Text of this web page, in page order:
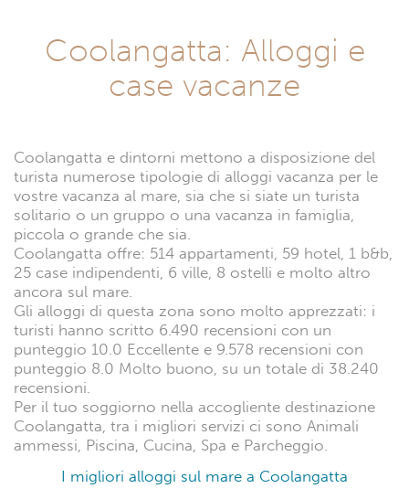
Coolangatta: Alloggi e
case vacanze
Coolangatta e dintorni mettono a disposizione del
turista numerose tipologie di alloggi vacanza per le
vostre vacanza al mare, sia che si siate un turista
solitario o un gruppo o una vacanza in famiglia,
piccola o grande che sia.
Coolangatta offre: 514 appartamenti, 59 hotel, 1 b&b,
25 case indipendenti, 6 ville, 8 ostelli e molto altro
ancora sul mare.
Gli alloggi di questa zona sono molto apprezzati: i
turisti hanno scritto 6.490 recensioni con un
punteggio 10.0 Eccellente e 9.578 recensioni con
punteggio 8.0 Molto buono, su un totale di 38.240
recensioni.
Per il tuo soggiorno nella accogliente destinazione
Coolangatta, tra i migliori servizi ci sono Animali
ammessi, Piscina, Cucina, Spa e Parcheggio.
I migliori alloggi sul mare a Coolangatta